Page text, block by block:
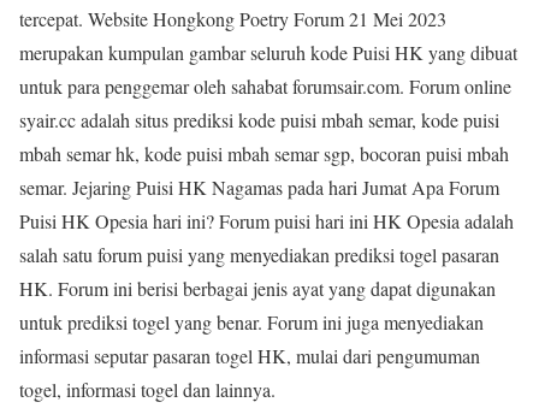
tercepat. Website Hongkong Poetry Forum 21 Mei 2023
merupakan kumpulan gambar seluruh kode Puisi HK yang dibuat
untuk para penggemar oleh sahabat forumsair.com. Forum online
syair.cc adalah situs prediksi kode puisi mbah semar, kode puisi
mbah semar hk, kode puisi mbah semar sgp, bocoran puisi mbah
semar. Jejaring Puisi HK Nagamas pada hari Jumat Apa Forum
Puisi HK Opesia hari ini? Forum puisi hari ini HK Opesia adalah
salah satu forum puisi yang menyediakan prediksi togel pasaran
HK. Forum ini berisi berbagai jenis ayat yang dapat digunakan
untuk prediksi togel yang benar. Forum ini juga menyediakan
informasi seputar pasaran togel HK, mulai dari pengumuman
togel, informasi togel dan lainnya.